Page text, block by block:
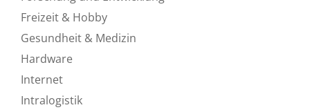
Freizeit & Hobby
Gesundheit & Medizin
Hardware
Internet
Intralogistik